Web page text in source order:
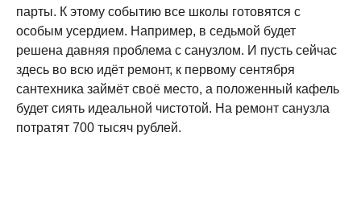
парты. К этому событию все школы готовятся с
особым усердием. Например, в седьмой будет
решена давняя проблема с санузлом. И пусть сейчас
здесь во всю идёт ремонт, к первому сентября
сантехника займёт своё место, а положенный кафель
будет сиять идеальной чистотой. На ремонт санузла
потратят 700 тысяч рублей.